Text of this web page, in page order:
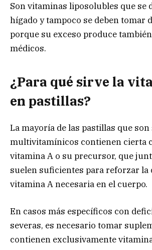
Son vitaminas liposolubles que se
hígado y tampoco se deben tomar
porque su exceso produce
médicos.
¿Para qué sirve la
en pastillas?
La mayoría de las pastillas que
multivitamínicos contienen cierta
vitamina A o su precursor, que
suelen suficientes para reforzar la
vitamina A necesaria en el cuerpo.
En casos más específicos con
severas, es necesario tomar
contienen exclusivamente